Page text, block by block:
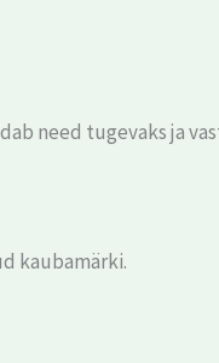
need tugevaks ja
kaubamärki.